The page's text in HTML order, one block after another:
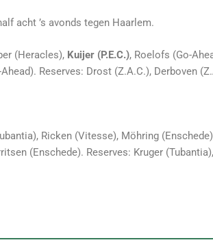
acht ’s avonds tegen Haarlem.
(Heracles), Kuijer (P.E.C.), Roelofs (Go-
Reserves: Drost (Z.A.C.), Derboven
Ricken (Vitesse), Möhring
(Enschede). Reserves: Kruger